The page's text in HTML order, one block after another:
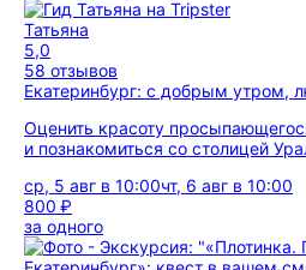
Татьяна
5,0
58 отзывов
Екатеринбург: с добрым утром,
Оценить красоту
и познакомиться со столицей
ср, 5 авг в 10:00чт, 6 авг в 10:00
800 ₽
за одного